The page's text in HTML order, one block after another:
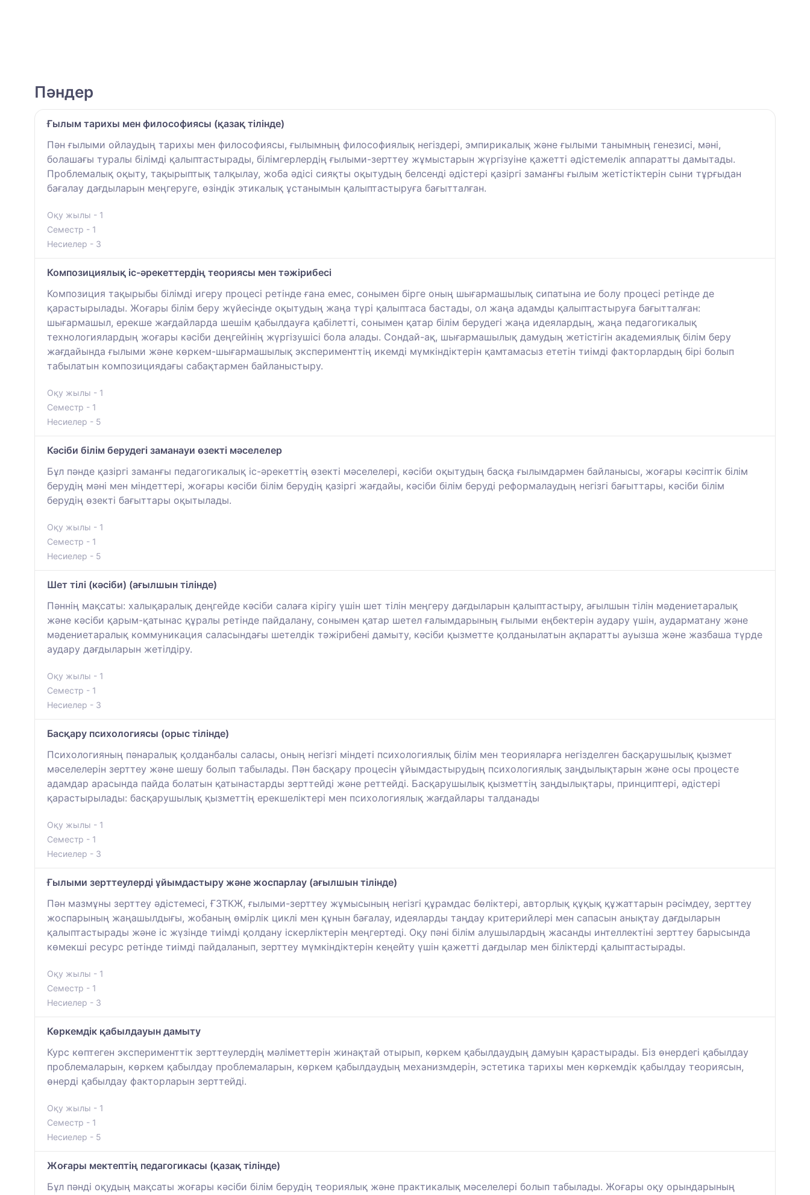
Пәндер
Ғылым тарихы мен философиясы (қазақ тілінде)
Пән ғылыми ойлаудың тарихы мен философиясы, ғылымның философиялық негіздері, эмпирикалық және ғылыми танымның генезисі, мәні,
болашағы туралы білімді қалыптастырады, білімгерлердің ғылыми-зерттеу жұмыстарын жүргізуіне қажетті әдістемелік аппаратты дамытады.
Проблемалық оқыту, тақырыптық талқылау, жоба әдісі сияқты оқытудың белсенді әдістері қазіргі заманғы ғылым жетістіктерін сыни тұрғыдан
бағалау дағдыларын меңгеруге, өзіндік этикалық ұстанымын қалыптастыруға бағытталған.
Оқу жылы - 1
Семестр - 1
Несиелер - 3
Композициялық іс-әрекеттердің теориясы мен тәжірибесі
Композиция тақырыбы білімді игеру процесі ретінде ғана емес, сонымен бірге оның шығармашылық сипатына ие болу процесі ретінде де
қарастырылады. Жоғары білім беру жүйесінде оқытудың жаңа түрі қалыптаса бастады, ол жаңа адамды қалыптастыруға бағытталған:
шығармашыл, ерекше жағдайларда шешім қабылдауға қабілетті, сонымен қатар білім берудегі жаңа идеялардың, жаңа педагогикалық
технологиялардың жоғары кәсіби деңгейінің жүргізушісі бола алады. Сондай-ақ, шығармашылық дамудың жетістігін академиялық білім беру
жағдайында ғылыми және көркем-шығармашылық эксперименттің икемді мүмкіндіктерін қамтамасыз ететін тиімді факторлардың бірі болып
табылатын композициядағы сабақтармен байланыстыру.
Оқу жылы - 1
Семестр - 1
Несиелер - 5
Кәсіби білім берудегі заманауи өзекті мәселелер
Бұл пәнде қазіргі заманғы педагогикалық іс-әрекеттің өзекті мәселелері, кәсіби оқытудың басқа ғылымдармен байланысы, жоғары кәсіптік білім
берудің мәні мен міндеттері, жоғары кәсіби білім берудің қазіргі жағдайы, кәсіби білім беруді реформалаудың негізгі бағыттары, кәсіби білім
берудің өзекті бағыттары оқытылады.
Оқу жылы - 1
Семестр - 1
Несиелер - 5
Шет тілі (кәсіби) (ағылшын тілінде)
Пәннің мақсаты: халықаралық деңгейде кәсіби салаға кірігу үшін шет тілін меңгеру дағдыларын қалыптастыру, ағылшын тілін мәдениетаралық
және кәсіби қарым-қатынас құралы ретінде пайдалану, сонымен қатар шетел ғалымдарының ғылыми еңбектерін аудару үшін, аударматану және
мәдениетаралық коммуникация саласындағы шетелдік тәжірибені дамыту, кәсіби қызметте қолданылатын ақпаратты ауызша және жазбаша түрде
аудару дағдыларын жетілдіру.
Оқу жылы - 1
Семестр - 1
Несиелер - 3
Басқару психологиясы (орыс тілінде)
Психологияның пәнаралық қолданбалы саласы, оның негізгі міндеті психологиялық білім мен теорияларға негізделген басқарушылық қызмет
мәселелерін зерттеу және шешу болып табылады. Пән басқару процесін ұйымдастырудың психологиялық заңдылықтарын және осы процесте
адамдар арасында пайда болатын қатынастарды зерттейді және реттейді. Басқарушылық қызметтің заңдылықтары, принциптері, әдістері
қарастырылады: басқарушылық қызметтің ерекшеліктері мен психологиялық жағдайлары талданады
Оқу жылы - 1
Семестр - 1
Несиелер - 3
Ғылыми зерттеулерді ұйымдастыру және жоспарлау (ағылшын тілінде)
Пән мазмұны зерттеу әдістемесі, ҒЗТКЖ, ғылыми-зерттеу жұмысының негізгі құрамдас бөліктері, авторлық құқық құжаттарын рәсімдеу, зерттеу
жоспарының жаңашылдығы, жобаның өмірлік циклі мен құнын бағалау, идеяларды таңдау критерийлері мен сапасын анықтау дағдыларын
қалыптастырады және іс жүзінде тиімді қолдану іскерліктерін меңгертеді. Оқу пәні білім алушылардың жасанды интеллектіні зерттеу барысында
көмекші ресурс ретінде тиімді пайдаланып, зерттеу мүмкіндіктерін кеңейту үшін қажетті дағдылар мен біліктерді қалыптастырады.
Оқу жылы - 1
Семестр - 1
Несиелер - 3
Көркемдік қабылдауын дамыту
Курс көптеген эксперименттік зерттеулердің мәліметтерін жинақтай отырып, көркем қабылдаудың дамуын қарастырады. Біз өнердегі қабылдау
проблемаларын, көркем қабылдау проблемаларын, көркем қабылдаудың механизмдерін, эстетика тарихы мен көркемдік қабылдау теориясын,
өнерді қабылдау факторларын зерттейді.
Оқу жылы - 1
Семестр - 1
Несиелер - 5
Жоғары мектептің педагогикасы (қазақ тілінде)
Бұл пәнді оқудың мақсаты жоғары кәсіби білім берудің теориялық және практикалық мәселелері болып табылады. Жоғары оқу орындарының